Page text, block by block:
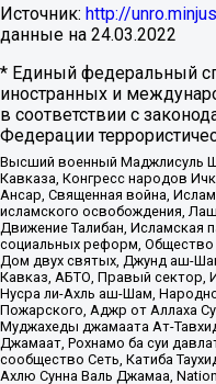
Источник: http://
данные на 24.03.2022
* Единый федеральный
иностранных и
в соответствии с
Федерации
Высший военный Маджлисуль
Кавказа, Конгресс народов
Ансар, Священная война,
исламского освобождения,
Движение Талибан, Исламская
социальных реформ, Общество
Дом двух святых, Джунд аш-
Кавказ, АБТО, Правый сектор,
Нусра ли-Ахль аш-Шам,
Пожарского, Аджр от Аллаха
Муджахеды джамаата Ат-
Джамаат, Рохнамо ба суи
сообщество Сеть, Катиба
Ахлю Сунна Валь Джамаа,